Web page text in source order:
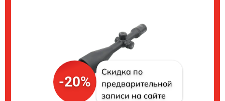
-20%
Скидка по
предварительной
записи на сайте